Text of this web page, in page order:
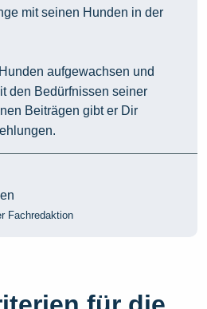
mit seinen Hunden in der
aufgewachsen und
den Bedürfnissen seiner
Beiträgen gibt er Dir
Fachredaktion